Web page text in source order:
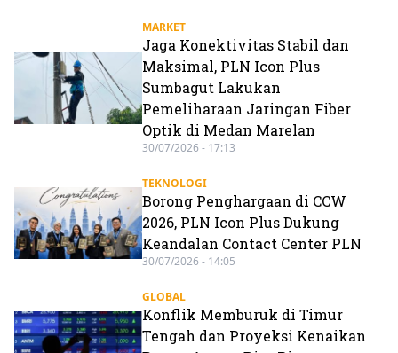
MARKET
Jaga Konektivitas Stabil dan
Maksimal, PLN Icon Plus
Sumbagut Lakukan
Pemeliharaan Jaringan Fiber
Optik di Medan Marelan
30/07/2026 - 17:13
TEKNOLOGI
Borong Penghargaan di CCW
2026, PLN Icon Plus Dukung
Keandalan Contact Center PLN
30/07/2026 - 14:05
GLOBAL
Konflik Memburuk di Timur
Tengah dan Proyeksi Kenaikan